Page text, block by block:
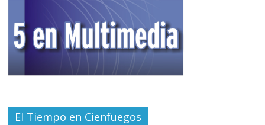
El Tiempo en Cienfuegos